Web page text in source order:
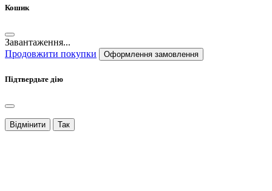
Кошик
Завантаження...
Продовжити покупки
Оформлення замовлення
Підтвердьте дію
Відмінити Так